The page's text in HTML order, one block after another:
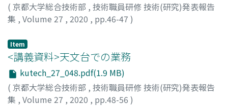
( 京都大学総合技術部 , 技術職員研修 技術(研究)発表報告
集 , Volume 27 , 2020 , pp.46-47 )
Item
<講義資料>天文台での業務
kutech_27_048.pdf(1.9 MB)
( 京都大学総合技術部 , 技術職員研修 技術(研究)発表報告
集 , Volume 27 , 2020 , pp.48-56 )